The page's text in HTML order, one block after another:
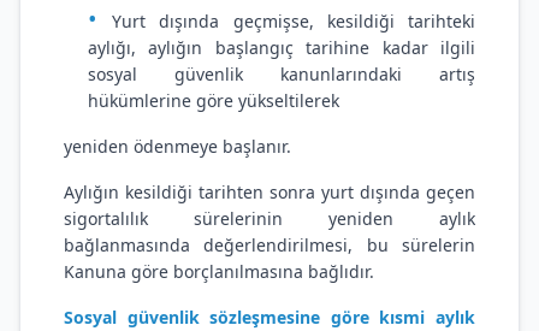
Yurt dışında geçmişse, kesildiği tarihteki
aylığı, aylığın başlangıç tarihine kadar ilgili
sosyal güvenlik kanunlarındaki artış
hükümlerine göre yükseltilerek
yeniden ödenmeye başlanır.
Aylığın kesildiği tarihten sonra yurt dışında geçen
sigortalılık sürelerinin yeniden aylık
bağlanmasında değerlendirilmesi, bu sürelerin
Kanuna göre borçlanılmasına bağlıdır.
Sosyal güvenlik sözleşmesine göre kısmi aylık